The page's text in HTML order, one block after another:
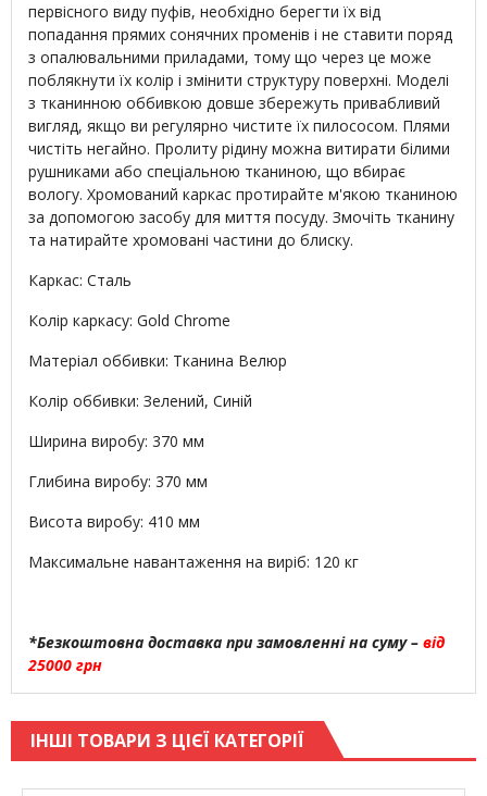
первісного виду пуфів, необхідно берегти їх від
попадання прямих сонячних променів і не ставити поряд
з опалювальними приладами, тому що через це може
поблякнути їх колір і змінити структуру поверхні. Моделі
з тканинною оббивкою довше збережуть привабливий
вигляд, якщо ви регулярно чистите їх пилососом. Плями
чистіть негайно. Пролиту рідину можна витирати білими
рушниками або спеціальною тканиною, що вбирає
вологу. Хромований каркас протирайте м'якою тканиною
за допомогою засобу для миття посуду. Змочіть тканину
та натирайте хромовані частини до блиску.
Каркас: Сталь
Колір каркасу: Gold Chrome
Матеріал оббивки: Тканина Велюр
Колір оббивки: Зелений, Синій
Ширина виробу: 370 мм
Глибина виробу: 370 мм
Висота виробу: 410 мм
Максимальне навантаження на виріб: 120 кг
*Безкоштовна доставка при замовленні на суму – від
25000 грн
ІНШІ ТОВАРИ З ЦІЄЇ КАТЕГОРІЇ